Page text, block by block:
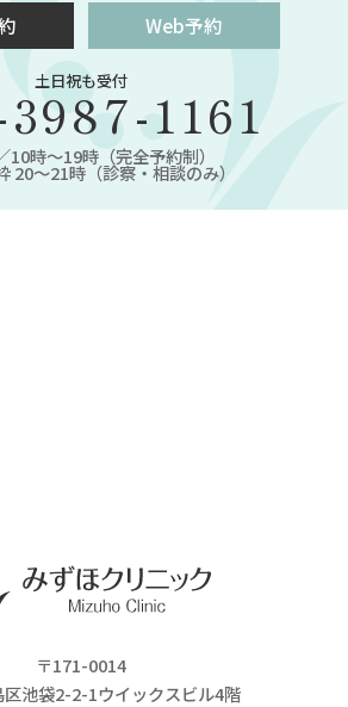
Web予約
土日祝も受付
1161
10時～19時（完全予約制）
20～21時（診察・相談のみ）
〒171-0014
池袋2-2-1ウイックスビル4階